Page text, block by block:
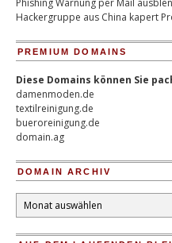
Phishing Warnung per Mail
Hackergruppe aus China kapert
PREMIUM DOMAINS
Diese Domains können Sie
damenmoden.de
textilreinigung.de
bueroreinigung.de
domain.ag
DOMAIN ARCHIV
Domain
Archiv